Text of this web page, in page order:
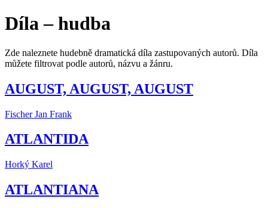
Díla – hudba
Zde naleznete hudebně dramatická díla zastupovaných autorů. Díla
můžete filtrovat podle autorů, názvu a žánru.
AUGUST, AUGUST, AUGUST
Fischer Jan Frank
ATLANTIDA
Horký Karel
ATLANTIANA